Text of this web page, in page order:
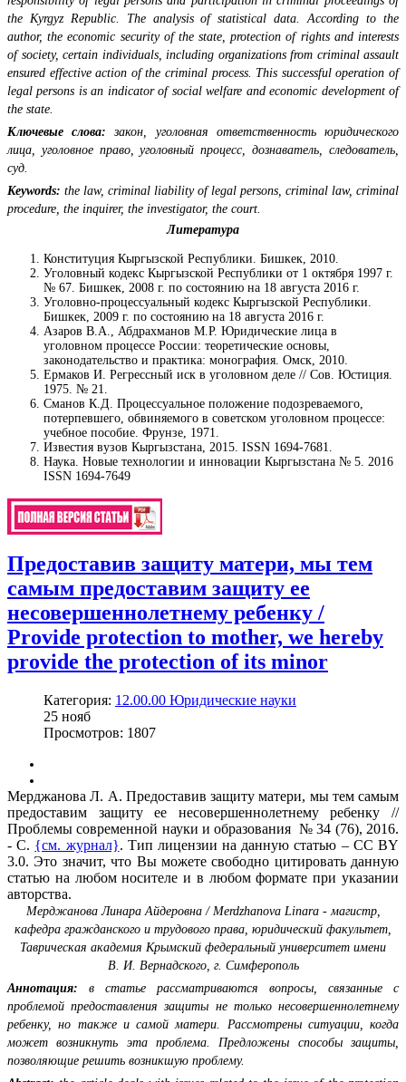
the Kyrgyz Republic. The analysis of statistical data. According to the
author, the economic security of the state, protection of rights and interests
of society, certain individuals, including organizations from criminal assault
ensured effective action of the criminal process. This successful operation of
legal persons is an indicator of social welfare and economic development of
the state.
Ключевые слова: закон, уголовная ответственность юридического
лица, уголовное право, уголовный процесс, дознаватель, следователь,
суд.
Keywords: the law, criminal liability of legal persons, criminal law, criminal
procedure, the inquirer, the investigator, the court.
Литература
Конституция Кыргызской Республики. Бишкек, 2010.
Уголовный кодекс Кыргызской Республики от 1 октября 1997 г.
№ 67. Бишкек, 2008 г. по состоянию на 18 августа 2016 г.
Уголовно-процессуальный кодекс Кыргызской Республики.
Бишкек, 2009 г. по состоянию на 18 августа 2016 г.
Азаров В.А., Абдрахманов М.Р. Юридические лица в
уголовном процессе России: теоретические основы,
законодательство и практика: монография. Омск, 2010.
Ермаков И. Регрессный иск в уголовном деле // Сов. Юстиция.
1975. № 21.
Сманов К.Д. Процессуальное положение подозреваемого,
потерпевшего, обвиняемого в советском уголовном процессе:
учебное пособие. Фрунзе, 1971.
Известия вузов Кыргызстана, 2015. ISSN 1694-7681.
Наука. Новые технологии и инновации Кыргызстана № 5. 2016
ISSN 1694-7649
Предоставив защиту матери, мы тем
самым предоставим защиту ее
несовершеннолетнему ребенку /
Provide protection to mother, we hereby
provide the protection of its minor
Категория: 12.00.00 Юридические науки
25 нояб
Просмотров: 1807
Мерджанова Л. А. Предоставив защиту матери, мы тем самым
предоставим защиту ее несовершеннолетнему ребенку //
Проблемы современной науки и образования № 34 (76), 2016.
- С. {см. журнал}. Тип лицензии на данную статью – CC BY
3.0. Это значит, что Вы можете свободно цитировать данную
статью на любом носителе и в любом формате при указании
авторства.
Мерджанова Линара Айдеровна / Merdzhanova Linara - магистр,
кафедра гражданского и трудового права, юридический факультет,
Таврическая академия Крымский федеральный университет имени
В. И. Вернадского, г. Симферополь
Аннотация: в статье рассматриваются вопросы, связанные с
проблемой предоставления защиты не только несовершеннолетнему
ребенку, но также и самой матери. Рассмотрены ситуации, когда
может возникнуть эта проблема. Предложены способы защиты,
позволяющие решить возникшую проблему.